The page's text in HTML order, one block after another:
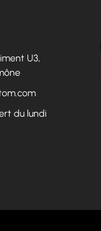
U3,
du lundi